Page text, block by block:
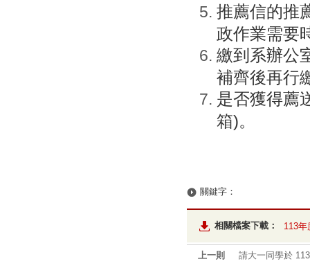
推薦信的推
政作業需要
繳到系辦公
補齊後再行
是否獲得薦
箱)。
關鍵字：
相關檔案下載： 113
上一則 請大一同學於